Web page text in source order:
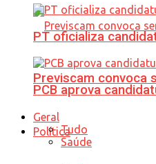
Previscam convoca
Política
PT oficializa
PCB aprova
Geral
Tudo
Saúde